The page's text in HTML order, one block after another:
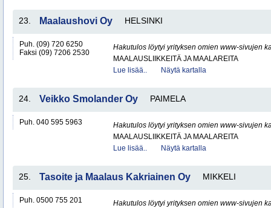
23. Maalaushovi Oy HELSINKI
Puh. (09) 720 6250
Faksi (09) 7206 2530
Hakutulos löytyi yrityksen omien www-sivujen
MAALAUSLIIKKEITÄ JA MAALAREITA
Lue lisää..
Näytä kartalla
24. Veikko Smolander Oy PAIMELA
Puh. 040 595 5963
Hakutulos löytyi yrityksen omien www-sivujen
MAALAUSLIIKKEITÄ JA MAALAREITA
Lue lisää..
Näytä kartalla
25. Tasoite ja Maalaus Kakriainen Oy MIKKELI
Puh. 0500 755 201
Hakutulos löytyi yrityksen omien www-sivujen